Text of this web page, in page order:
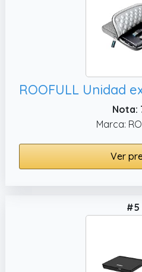
Nota:
Marca:
Ver
#5